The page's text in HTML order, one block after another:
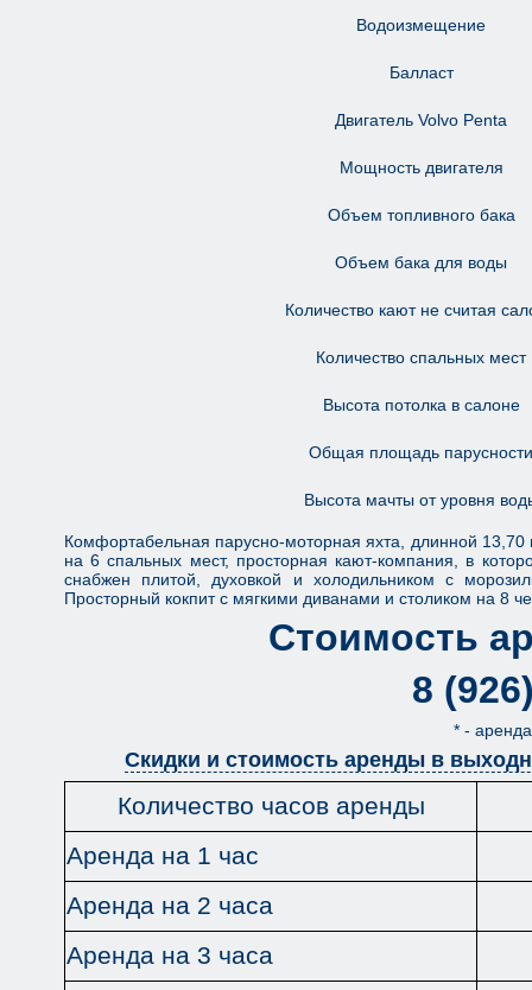
Водоизмещение
Балласт
Двигатель Volvo Penta
Мощность двигателя
Объем топливного бака
Объем бака для воды
Количество кают не считая
Количество спальных мест
Высота потолка в салоне
Общая площадь парусности
Высота мачты от уровня
Комфортабельная парусно-моторная яхта, длинной
на 6 спальных мест, просторная кают-компания, в
снабжен плитой, духовкой и холодильником с
Просторный кокпит с мягкими диванами и столиком на 8
Стоимость
8
* -
Скидки и стоимость аренды в
Количество часов аренды
Аренда на 1 час
Аренда на 2 часа
Аренда на 3 часа